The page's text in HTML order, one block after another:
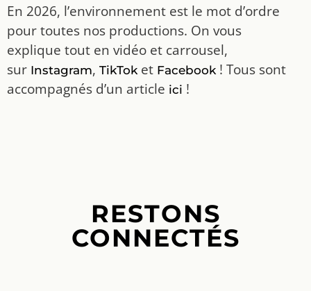
En 2026, l’environnement est le mot d’ordre
pour toutes nos productions. On vous
explique tout en vidéo et carrousel,
sur Instagram, TikToket Facebook! Tous sont
accompagnés d’un article ici !
RESTONS
CONNECTÉS